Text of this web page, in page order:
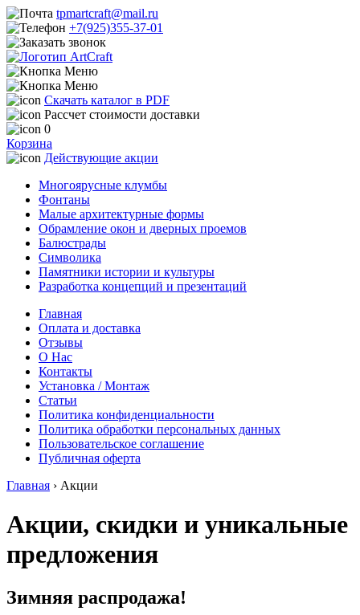
tpmartcraft@mail.ru
+7(925)355-37-01
Скачать каталог в PDF
Рассчет стоимости доставки
0
Корзина
Действующие акции
Многоярусные клумбы
Фонтаны
Малые архитектурные формы
Обрамление окон и дверных проемов
Балюстрады
Символика
Памятники истории и культуры
Разработка концепций и презентаций
Главная
Оплата и доставка
Отзывы
О Нас
Контакты
Установка / Монтаж
Статьи
Политика конфиденциальности
Политика обработки персональных данных
Пользовательское соглашение
Публичная оферта
Главная › Акции
Акции, скидки и уникальные
предложения
Зимняя распродажа!